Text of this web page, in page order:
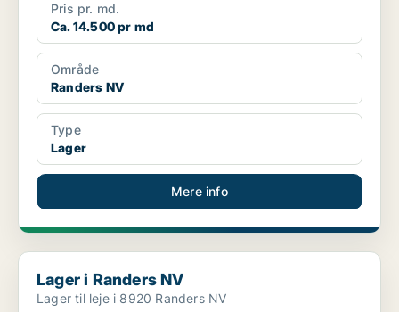
Pris pr. md.
Ca. 14.500 pr md
Område
Randers NV
Type
Lager
Mere info
Lager i Randers NV
Lager i Randers NV
Lager til leje i 8920 Randers NV